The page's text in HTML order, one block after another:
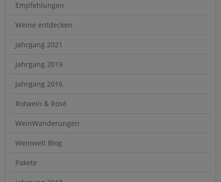
Empfehlungen
Weine entdecken
Jahrgang 2021
Jahrgang 2019
Jahrgang 2016
Rotwein & Rosé
WeinWanderungen
Weinwelt Blog
Pakete